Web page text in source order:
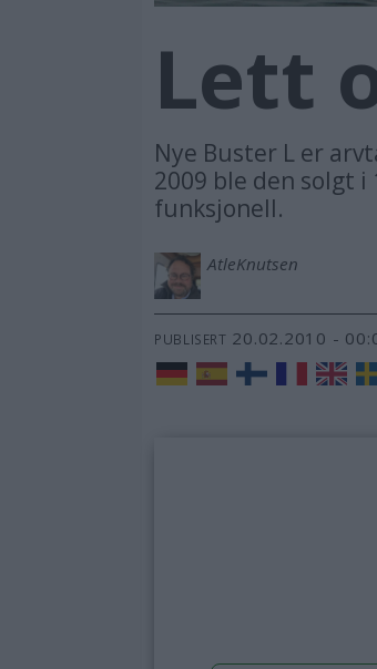
Lett
Nye Buster L er
2009 ble den solgt
funksjonell.
AtleKnutsen
PUBLISERT 20.02.2010 -